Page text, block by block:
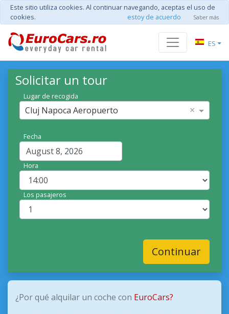
Este sitio utiliza cookies. Al continuar navegando, aceptas el uso de
cookies.
estoy de acuerdo Saber más
ES
Solicitar un tour
Lugar de recogida
Cluj Napoca Aeropuerto ×
Fecha
Hora
Los pasajeros
Continuar
¿Por qué alquilar un coche con EuroCars?